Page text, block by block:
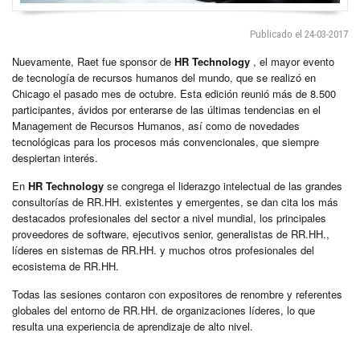
Publicado el 24-03-2017
Nuevamente, Raet fue sponsor de HR Technology , el mayor evento
de tecnología de recursos humanos del mundo, que se realizó en
Chicago el pasado mes de octubre. Esta edición reunió más de 8.500
participantes, ávidos por enterarse de las últimas tendencias en el
Management de Recursos Humanos, así como de novedades
tecnológicas para los procesos más convencionales, que siempre
despiertan interés.
En HR Technology se congrega el liderazgo intelectual de las grandes
consultorías de RR.HH. existentes y emergentes, se dan cita los más
destacados profesionales del sector a nivel mundial, los principales
proveedores de software, ejecutivos senior, generalistas de RR.HH.,
líderes en sistemas de RR.HH. y muchos otros profesionales del
ecosistema de RR.HH.
Todas las sesiones contaron con expositores de renombre y referentes
globales del entorno de RR.HH. de organizaciones líderes, lo que
resulta una experiencia de aprendizaje de alto nivel.